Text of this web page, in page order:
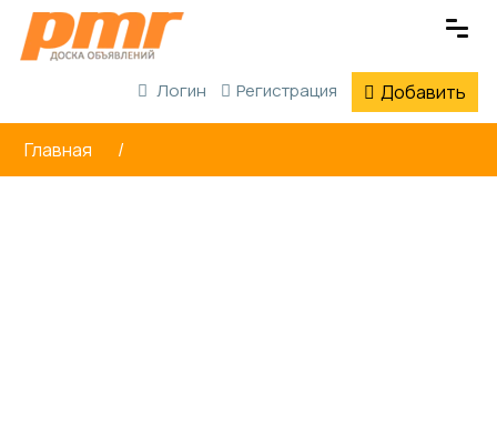
Логин Регистрация Добавить
Главная